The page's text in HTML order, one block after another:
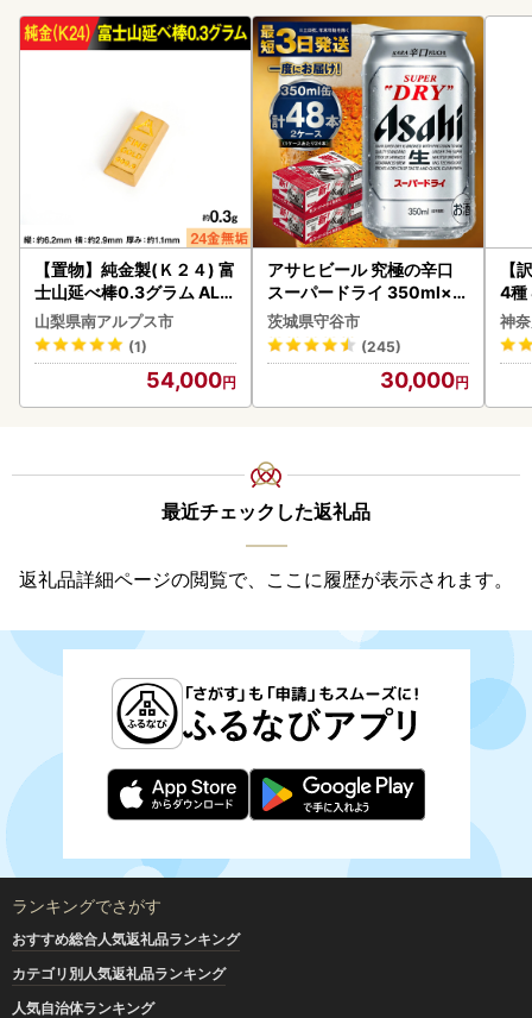
【置物】純金製(Ｋ２４) 富
士山延べ棒0.3グラム ALP
BK193
山梨県南アルプス市
(1)
54,000
アサヒビール 究極の辛口
スーパードライ 350ml×4
8本 ビール
茨城県守谷市
(245)
30,000
【
4種
神
最近チェックした返礼品
返礼品詳細ページの閲覧で、ここに履歴が表示されます。
ランキングでさがす
おすすめ総合人気返礼品ランキング
カテゴリ別人気返礼品ランキング
人気自治体ランキング